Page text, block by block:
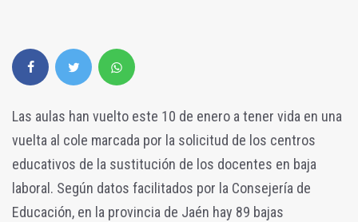
Las aulas han vuelto este 10 de enero a tener vida en una
vuelta al cole marcada por la solicitud de los centros
educativos de la sustitución de los docentes en baja
laboral. Según datos facilitados por la Consejería de
Educación, en la provincia de Jaén hay 89 bajas